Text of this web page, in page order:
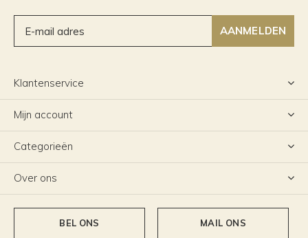
AANMELDEN
Klantenservice
Mijn account
Categorieën
Over ons
BEL ONS MAIL ONS